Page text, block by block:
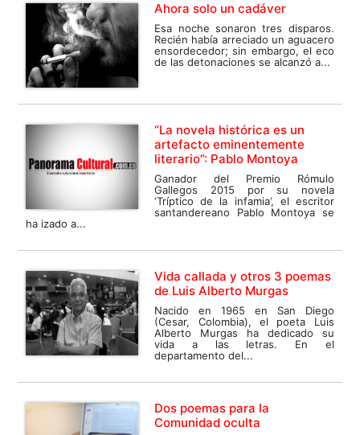
Ahora solo un cadáver
Esa noche sonaron tres disparos.
Recién había arreciado un aguacero
ensordecedor; sin embargo, el eco
de las detonaciones se alcanzó a...
“La novela histórica es un
artefacto eminentemente
literario”: Pablo Montoya
Ganador del Premio Rómulo
Gallegos 2015 por su novela
‘Tríptico de la infamia’, el escritor
santandereano Pablo Montoya se
ha izado a...
Vida callada y otros 3 poemas
de Luis Alberto Murgas
Nacido en 1965 en San Diego
(Cesar, Colombia), el poeta Luis
Alberto Murgas ha dedicado su
vida a las letras. En el
departamento del...
Dos poemas para la
Comunidad oculta